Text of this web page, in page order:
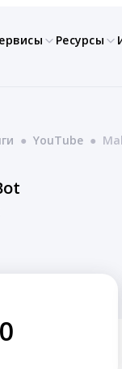
Ресурсы
● YouTube ●